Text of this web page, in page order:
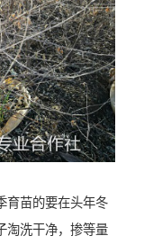
育苗的要在头年冬
淘洗干净，掺等量